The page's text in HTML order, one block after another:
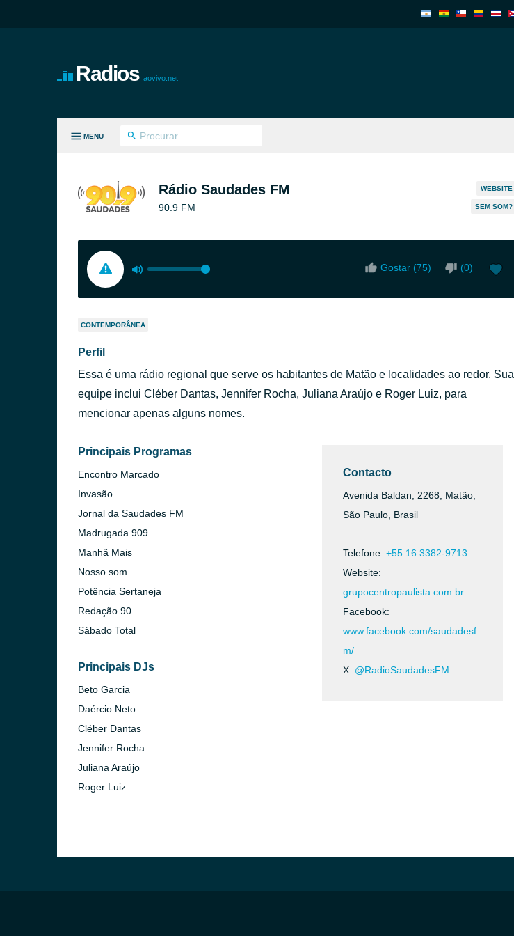
Radios aovivo.net
MENU
Rádio Saudades FM
90.9 FM
WEBSITE
SEM SOM?
Gostar (75) (0)
CONTEMPORÂNEA
Perfil
Essa é uma rádio regional que serve os habitantes de Matão e localidades ao redor. Sua
equipe inclui Cléber Dantas, Jennifer Rocha, Juliana Araújo e Roger Luiz, para
mencionar apenas alguns nomes.
Principais Programas
Encontro Marcado
Invasão
Jornal da Saudades FM
Madrugada 909
Manhã Mais
Nosso som
Potência Sertaneja
Redação 90
Sábado Total
Principais DJs
Beto Garcia
Daércio Neto
Cléber Dantas
Jennifer Rocha
Juliana Araújo
Roger Luiz
Contacto
Avenida Baldan, 2268, Matão,
São Paulo, Brasil
Telefone: +55 16 3382-9713
Website:
grupocentropaulista.com.br
Facebook:
www.facebook.com/saudadesf
m/
X: @RadioSaudadesFM